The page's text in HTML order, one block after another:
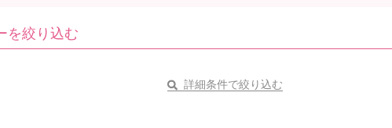
を絞り込む
詳細条件で絞り込む